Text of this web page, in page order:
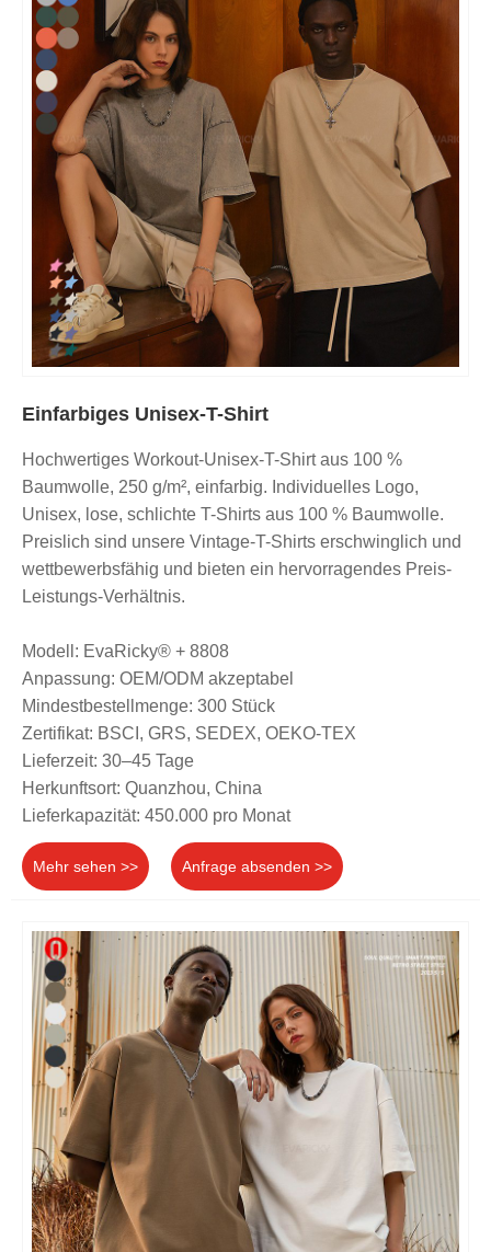
Einfarbiges Unisex-T-Shirt
Hochwertiges Workout-Unisex-T-Shirt aus 100 %
Baumwolle, 250 g/m², einfarbig. Individuelles Logo,
Unisex, lose, schlichte T-Shirts aus 100 % Baumwolle.
Preislich sind unsere Vintage-T-Shirts erschwinglich und
wettbewerbsfähig und bieten ein hervorragendes Preis-
Leistungs-Verhältnis.
Modell: EvaRicky® + 8808
Anpassung: OEM/ODM akzeptabel
Mindestbestellmenge: 300 Stück
Zertifikat: BSCI, GRS, SEDEX, OEKO-TEX
Lieferzeit: 30–45 Tage
Herkunftsort: Quanzhou, China
Lieferkapazität: 450.000 pro Monat
Mehr sehen >> Anfrage absenden >>